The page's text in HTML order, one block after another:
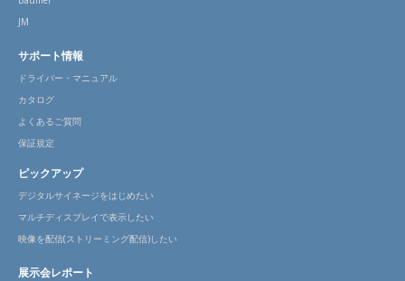
JM
サポート情報
ドライバー・マニュアル
カタログ
よくあるご質問
保証規定
ピックアップ
デジタルサイネージをはじめたい
マルチディスプレイで表示したい
映像を配信(ストリーミング配信)したい
展示会レポート